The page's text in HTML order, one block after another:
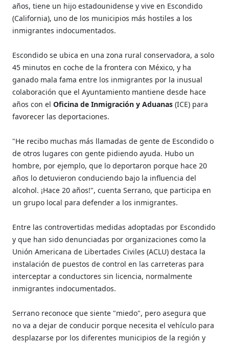
años, tiene un hijo estadounidense y vive en Escondido
(California), uno de los municipios más hostiles a los
inmigrantes indocumentados.
Escondido se ubica en una zona rural conservadora, a solo
45 minutos en coche de la frontera con México, y ha
ganado mala fama entre los inmigrantes por la inusual
colaboración que el Ayuntamiento mantiene desde hace
años con elOficina de Inmigración y Aduanas (ICE) para
favorecer las deportaciones.
"He recibo muchas más llamadas de gente de Escondido o
de otros lugares con gente pidiendo ayuda. Hubo un
hombre, por ejemplo, que lo deportaron porque hace 20
años lo detuvieron conduciendo bajo la influencia del
alcohol. ¡Hace 20 años!", cuenta Serrano, que participa en
un grupo local para defender a los inmigrantes.
Entre las controvertidas medidas adoptadas por Escondido
y que han sido denunciadas por organizaciones como la
Unión Americana de Libertades Civiles (ACLU) destaca la
instalación de puestos de control en las carreteras para
interceptar a conductores sin licencia, normalmente
inmigrantes indocumentados.
Serrano reconoce que siente "miedo", pero asegura que
no va a dejar de conducir porque necesita el vehículo para
desplazarse por los diferentes municipios de la región y